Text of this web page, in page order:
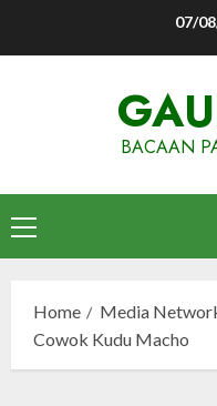
07/
BACAAN
Primary
Menu
Home Media
Cowok Kudu Macho